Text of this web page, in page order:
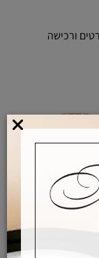
ורכישה